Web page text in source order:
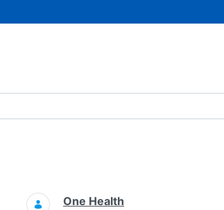
- Eventi
Ricerca
One Health